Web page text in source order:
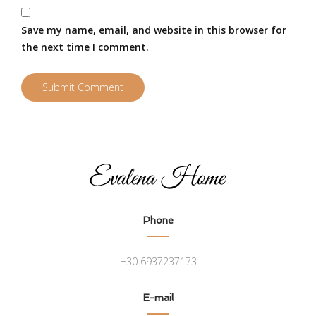
Save my name, email, and website in this browser for
the next time I comment.
Phone
+30 6937237173
E-mail